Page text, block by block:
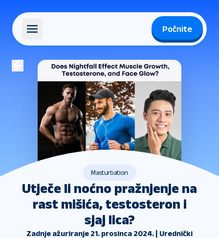
Počnite
Masturbation
Utječe li noćno pražnjenje na
rast mišića, testosteron i
sjaj lica?
Zadnje ažuriranje 21. prosinca 2024. | Urednički